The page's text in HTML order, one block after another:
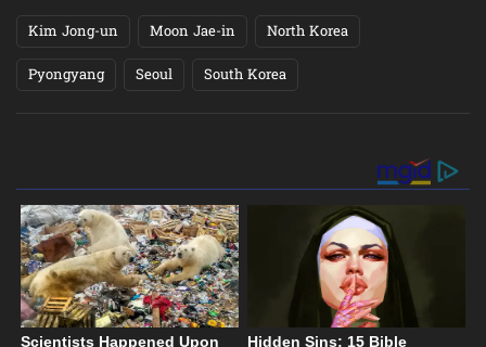
Kim Jong-un Moon Jae-in North Korea
Pyongyang Seoul South Korea